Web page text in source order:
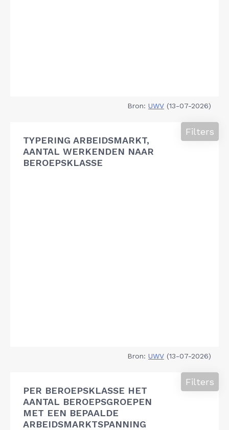
Bron: UWV (13-07-2026)
TYPERING ARBEIDSMARKT,
AANTAL WERKENDEN NAAR
BEROEPSKLASSE
Filters
Bron: UWV (13-07-2026)
PER BEROEPSKLASSE HET
AANTAL BEROEPSGROEPEN
MET EEN BEPAALDE
ARBEIDSMARKTSPANNING
Filters